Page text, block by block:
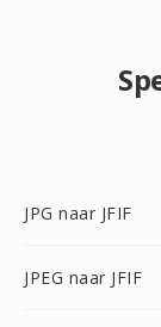
JPG naar JFIF
JPEG naar JFIF